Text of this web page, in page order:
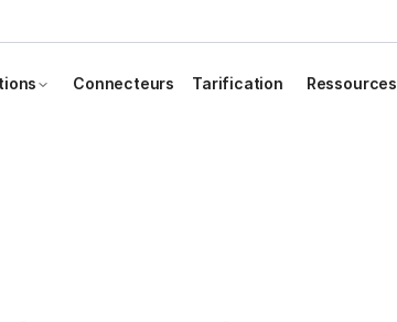
Connecteurs Tarification Ressources